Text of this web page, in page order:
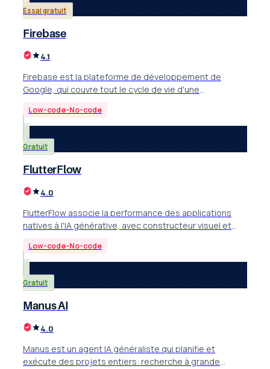
Essai gratuit
Firebase
4.1
Firebase est la plateforme de développement de
Google, qui couvre tout le cycle de vie d'une
hébergement et IA.
Low-code-No-code
Gratuit
FlutterFlow
4.0
FlutterFlow associe la performance des applications
natives à l'IA générative, avec constructeur visuel et
Low-code-No-code
Gratuit
Manus AI
4.0
Manus est un agent IA généraliste qui planifie et
exécute des projets entiers: recherche à grande